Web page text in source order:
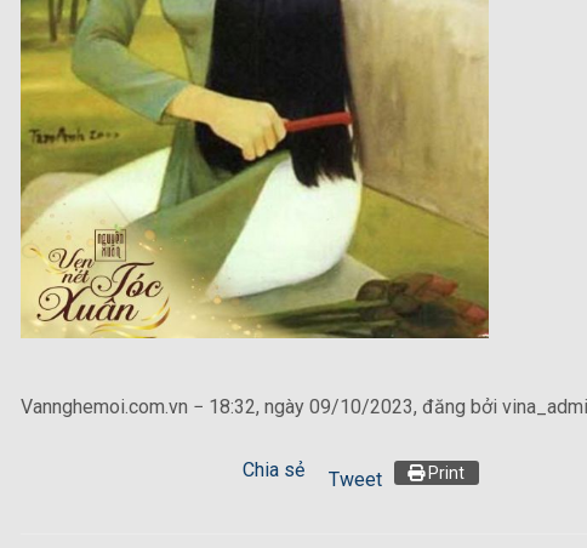
Vannghemoi.com.vn − 18:32, ngày 09/10/2023, đăng bởi
Chia sẻ Tweet Print